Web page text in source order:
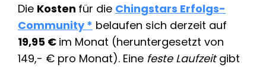
Die Kosten für die Chingstars Erfolgs-
Community * belaufen sich derzeit auf
19,95 € im Monat (heruntergesetzt von
149,- € pro Monat). Eine feste Laufzeitgibt